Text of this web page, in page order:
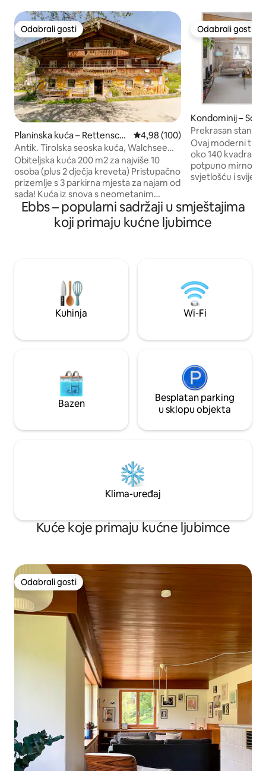
Odabrali gosti
Odabrali gosti
Planinska kuća – Rettensch
öss
Prosječna ocjena: 4,98/5,
4,98 (100)
Antik. Tirolska seoska kuća, Walchsee
Kaiserwinkl
Obiteljska kuća 200 m2 za najviše 10
osoba (plus 2 dječja kreveta) Pristupačno
prizemlje s 3 parkirna mjesta za najam od
sada! Kuća iz snova s neometanim
pogledom na planine Kaiser, daleko od
masovnog turizma! Cijena po psu po
danu 10,00 €, kartica za goste 2025.
Walchseeju! Fotografije su objavljene u
dnevniku „Servus” i „Land Lust”, a u
epizodi „Neuland” planinski liječnik
Odabrali gosti
Odabrali gosti
Kondominij –
Prekrasan stan s
saunom
Ovaj moderni
oko 140
potpuno mirnoj
svjetlošću i
namještajem. Tri
zadovoljavaju
udobnog
se opustite
pješačenju ili
Ebbs – popularni sadržaji u smještajima
koji primaju kućne ljubimce
Kuhinja Wi-Fi
Bazen
Besplatan parking
u sklopu objekta
Klima-uređaj
Kuće koje primaju kućne ljubimce
Odabrali gosti
Odabrali gosti